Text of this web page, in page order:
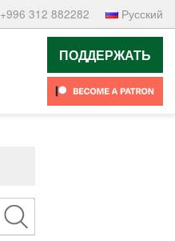
+996 312 882282 Русский
ПОДДЕРЖАТЬ